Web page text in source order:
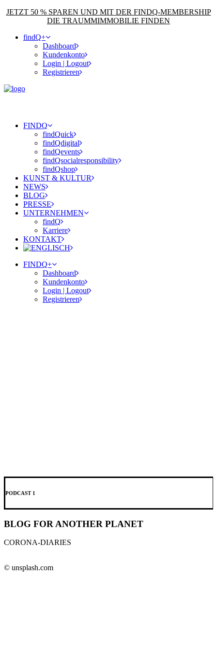
JETZT 50 % SPAREN UND MIT DER FINDQ-MEMBERSHIP
DIE TRAUMMIMMOBILIE FINDEN
findQ+
Dashboard
Kundenkonto
Login | Logout
Registrieren
FINDQ
findQuick
findQdigital
findQevents
findQsocialresponsibility
findQshop
KUNST & KULTUR
NEWS
BLOG
PRESSE
UNTERNEHMEN
findQ
Karriere
KONTAKT
FINDQ+
Dashboard
Kundenkonto
Login | Logout
Registrieren
PODCAST 1
BLOG FOR ANOTHER PLANET
CORONA-DIARIES
© unsplash.com